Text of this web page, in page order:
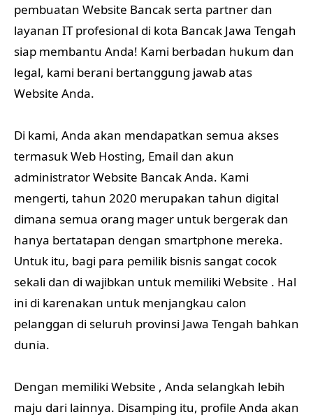
pembuatan Website Bancak serta partner dan
layanan IT profesional di kota Bancak Jawa Tengah
siap membantu Anda! Kami berbadan hukum dan
legal, kami berani bertanggung jawab atas
Website Anda.
Di kami, Anda akan mendapatkan semua akses
termasuk Web Hosting, Email dan akun
administrator Website Bancak Anda. Kami
mengerti, tahun 2020 merupakan tahun digital
dimana semua orang mager untuk bergerak dan
hanya bertatapan dengan smartphone mereka.
Untuk itu, bagi para pemilik bisnis sangat cocok
sekali dan di wajibkan untuk memiliki Website . Hal
ini di karenakan untuk menjangkau calon
pelanggan di seluruh provinsi Jawa Tengah bahkan
dunia.
Dengan memiliki Website , Anda selangkah lebih
maju dari lainnya. Disamping itu, profile Anda akan